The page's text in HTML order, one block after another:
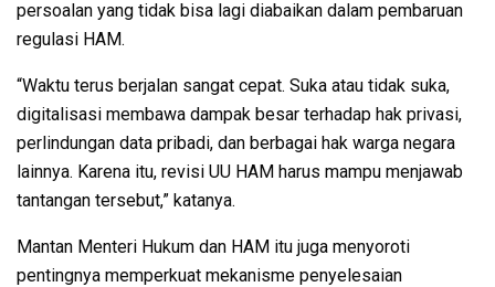
persoalan yang tidak bisa lagi diabaikan dalam pembaruan
regulasi HAM.
“Waktu terus berjalan sangat cepat. Suka atau tidak suka,
digitalisasi membawa dampak besar terhadap hak privasi,
perlindungan data pribadi, dan berbagai hak warga negara
lainnya. Karena itu, revisi UU HAM harus mampu menjawab
tantangan tersebut,” katanya.
Mantan Menteri Hukum dan HAM itu juga menyoroti
pentingnya memperkuat mekanisme penyelesaian